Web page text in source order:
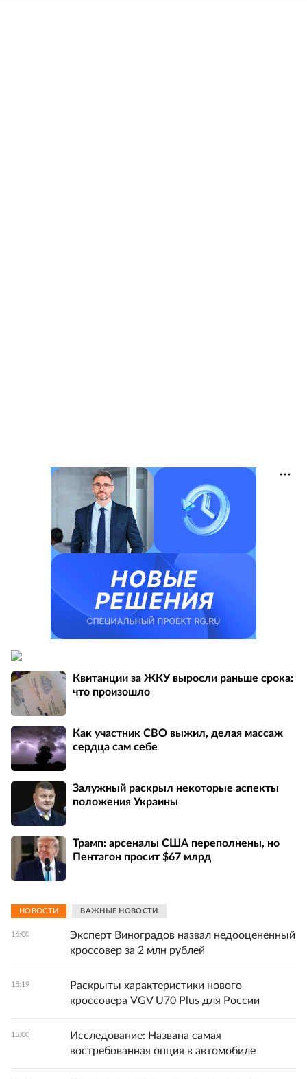
Квитанции за ЖКУ выросли раньше срока:
что произошло
Как участник СВО выжил, делая массаж
сердца сам себе
Залужный раскрыл некоторые аспекты
положения Украины
Трамп: арсеналы США переполнены, но
Пентагон просит $67 млрд
НОВОСТИ ВАЖНЫЕ НОВОСТИ
16:00
Эксперт Виноградов назвал недооцененный
кроссовер за 2 млн рублей
15:19
Раскрыты характеристики нового
кроссовера VGV U70 Plus для России
15:00
Исследование: Названа самая
востребованная опция в автомобиле